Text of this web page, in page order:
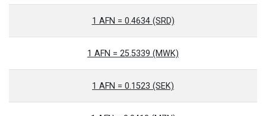
1 AFN = 0.4634 (SRD)
1 AFN = 25.5339 (MWK)
1 AFN = 0.1523 (SEK)